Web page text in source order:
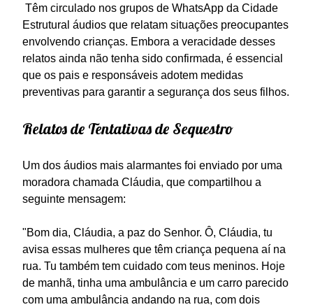
Têm circulado nos grupos de WhatsApp da Cidade
Estrutural áudios que relatam situações preocupantes
envolvendo crianças. Embora a veracidade desses
relatos ainda não tenha sido confirmada, é essencial
que os pais e responsáveis adotem medidas
preventivas para garantir a segurança dos seus filhos.
Relatos de Tentativas de Sequestro
Um dos áudios mais alarmantes foi enviado por uma
moradora chamada Cláudia, que compartilhou a
seguinte mensagem:
"Bom dia, Cláudia, a paz do Senhor. Ô, Cláudia, tu
avisa essas mulheres que têm criança pequena aí na
rua. Tu também tem cuidado com teus meninos. Hoje
de manhã, tinha uma ambulância e um carro parecido
com uma ambulância andando na rua, com dois